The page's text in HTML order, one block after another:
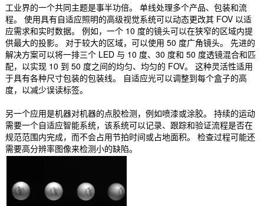
工业界的一个共同主题是事半功倍。 单线处理多个产品、包装和流
程。 使用具有自适应照明的高级视觉系统可以动态更改其 FOV 以适
应需求和实时数据。 例如，一个 10 度的镜头可以在狭窄的区域内提
供最大的投影。 对于较大的区域，可以使用 50 度广角镜头。 先进的
解决方案可以将一排三个 LED 与 10 度、30 度和 50 度透镜混合和匹
配，以实现 10 到 50 度之间的均匀、均匀的 FOV。 这种灵活性适用
于具有各种尺寸包装的包装线。 自适应光可以调整到每个盒子的高
度，以减少误读标签。
另一个应用是机器对机器的点胶检测，例如喷漆或涂胶。 持续的运动
需要一个自适应智能系统，该系统可以记录、跟踪和验证流程是否在
规范范围内完成，而不会占用节拍时间或占地面积。 检查过程可能还
需要高分辨率图像来检测小的缺陷。